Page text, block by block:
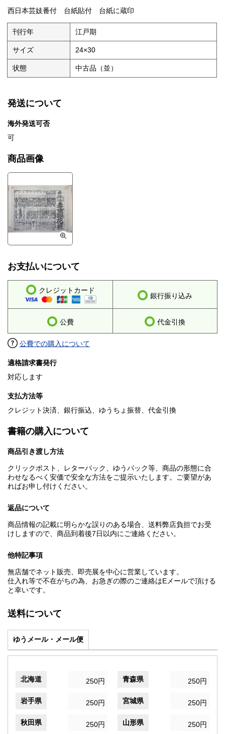
西日本芸妓番付 台紙貼付 台紙に蔵印
刊行年 江戸期
サイズ 24×30
状態 中古品（並）
発送について
海外発送可否
可
商品画像
お支払いについて
クレジットカード
銀行振り込み
公費 代金引換
公費での購入について
適格請求書発行
対応します
支払方法等
クレジット決済、銀行振込、ゆうちょ振替、代金引換
書籍の購入について
商品引き渡し方法
クリックポスト、レターパック、ゆうパック等、商品の形態に合
わせなるべく安価で安全な方法をご提示いたします。ご要望があ
ればお申し付けください。
返品について
商品情報の記載に明らかな誤りのある場合、送料弊店負担でお受
けしますので、商品到着後7日以内にご連絡ください。
他特記事項
無店舗でネット販売、即売展を中心に営業しています。
仕入れ等で不在がちの為、お急ぎの際のご連絡はEメールで頂ける
と幸いです。
送料について
ゆうメール・メール便
北海道 250円 青森県 250円
岩手県 250円 宮城県 250円
秋田県 250円 山形県 250円